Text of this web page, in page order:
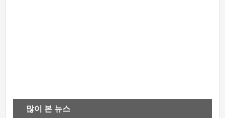
많이 본 뉴스